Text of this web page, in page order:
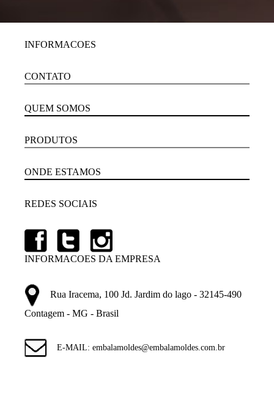
INFORMACOES
CONTATO
QUEM SOMOS
PRODUTOS
ONDE ESTAMOS
REDES SOCIAIS
INFORMACOES DA EMPRESA
Rua Iracema, 100 Jd. Jardim do lago - 32145-490
Contagem - MG - Brasil
E-MAIL: embalamoldes@embalamoldes.com.br